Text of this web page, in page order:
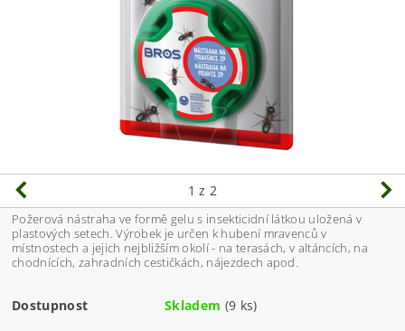
1 z 2
Požerová nástraha ve formě gelu s insekticidní látkou uložená v
plastových setech. Výrobek je určen k hubení mravenců v
místnostech a jejich nejbližším okolí - na terasách, v altáncích, na
chodnících, zahradních cestičkách, nájezdech apod.
Dostupnost Skladem (9 ks)